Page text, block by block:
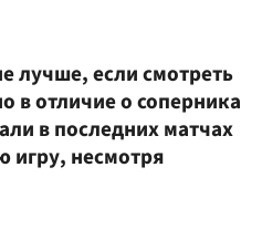
лучше, если смотреть
в отличие о соперника
в последних матчах
игру, несмотря